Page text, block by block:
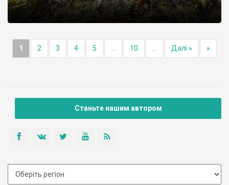
1 2 3 4 5 10 Далі » »
Станьте нашим автором